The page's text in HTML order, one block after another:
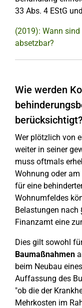
33 Abs. 4 EStG
(2019): Wann
absetzbar?
Wie werden
berücksichtigt?
Wer plötzlich von
weiter in seiner
muss oftmals
Wohnung oder
für eine
Wohnumfeldes
Belastungen nach
Finanzamt eine
Dies gilt sowohl
Baumaßnahmen
beim Neubau
Auffassung des
"ob die der
Mehrkosten im